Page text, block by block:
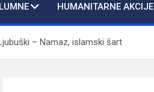
HUMANITARNE AKCIJE
– Namaz, islamski šart